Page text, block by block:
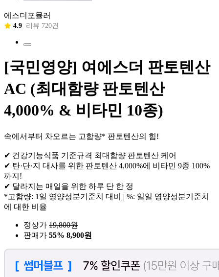
에스더포뮬러
4.9 리뷰 720건
[국민영양] 여에스더 판토텐산
AC (최대함량 판토텐산
4,000% & 비타민 10종)
속에서부터 차오르는 고함량* 판토텐산의 힘!
✔ 건강기능식품 기준규격 최대함량 판토텐산 케어
✔ 탄·단·지 대사를 위한 판토텐산 4,000%에 비타민 9종 100%
까지!
✔ 달라지는 매일을 위한 하루 단 한 정
*고함량: 1일 영양성분기준치 대비 | %: 일일 영양성분기준치
에 대한 비율
정상가 19,800원
판매가 55% 8,900원